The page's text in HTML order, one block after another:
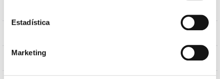
Estadística
Marketing
Optical VA00K0M